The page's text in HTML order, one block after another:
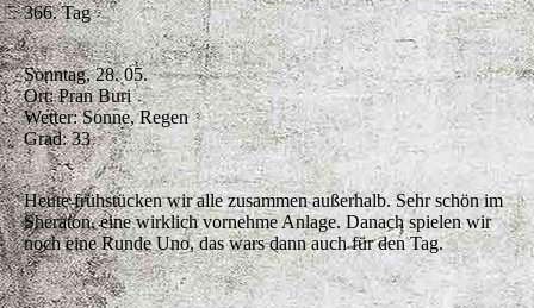
366. Tag
Sonntag, 28. 05.
Ort: Pran Buri
Wetter: Sonne, Regen
Grad: 33
Heute frühstücken wir alle zusammen außerhalb. Sehr schön im
Sheraton, eine wirklich vornehme Anlage. Danach spielen wir
noch eine Runde Uno, das wars dann auch für den Tag.